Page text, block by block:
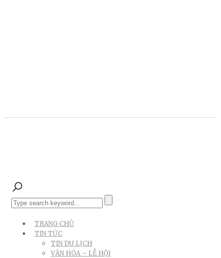
TRANG CHỦ
TIN TỨC
TIN DU LỊCH
VĂN HÓA – LỄ HỘI